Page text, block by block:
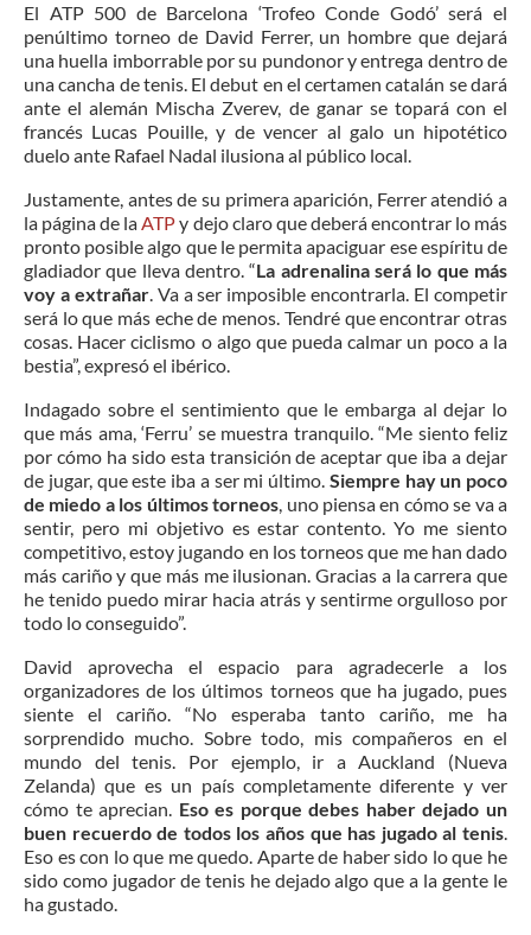
El ATP 500 de Barcelona ‘Trofeo Conde Godó’ será el
penúltimo torneo de David Ferrer, un hombre que dejará
una huella imborrable por su pundonor y entrega dentro de
una cancha de tenis. El debut en el certamen catalán se dará
ante el alemán Mischa Zverev, de ganar se topará con el
francés Lucas Pouille, y de vencer al galo un hipotético
duelo ante Rafael Nadal ilusiona al público local.
Justamente, antes de su primera aparición, Ferrer atendió a
la página de laATPy dejo claro que deberá encontrar lo más
pronto posible algo que le permita apaciguar ese espíritu de
gladiador que lleva dentro. “La adrenalina será lo que más
voy a extrañar. Va a ser imposible encontrarla. El competir
será lo que más eche de menos. Tendré que encontrar otras
cosas. Hacer ciclismo o algo que pueda calmar un poco a la
bestia”, expresó el ibérico.
Indagado sobre el sentimiento que le embarga al dejar lo
que más ama, ‘Ferru’ se muestra tranquilo. “Me siento feliz
por cómo ha sido esta transición de aceptar que iba a dejar
de jugar, que este iba a ser mi último. Siempre hay un poco
de miedo a los últimos torneos, uno piensa en cómo se va a
sentir, pero mi objetivo es estar contento. Yo me siento
competitivo, estoy jugando en los torneos que me han dado
más cariño y que más me ilusionan. Gracias a la carrera que
he tenido puedo mirar hacia atrás y sentirme orgulloso por
todo lo conseguido”.
David aprovecha el espacio para agradecerle a los
organizadores de los últimos torneos que ha jugado, pues
siente el cariño. “No esperaba tanto cariño, me ha
sorprendido mucho. Sobre todo, mis compañeros en el
mundo del tenis. Por ejemplo, ir a Auckland (Nueva
Zelanda) que es un país completamente diferente y ver
cómo te aprecian. Eso es porque debes haber dejado un
buen recuerdo de todos los años que has jugado al tenis.
Eso es con lo que me quedo. Aparte de haber sido lo que he
sido como jugador de tenis he dejado algo que a la gente le
ha gustado.